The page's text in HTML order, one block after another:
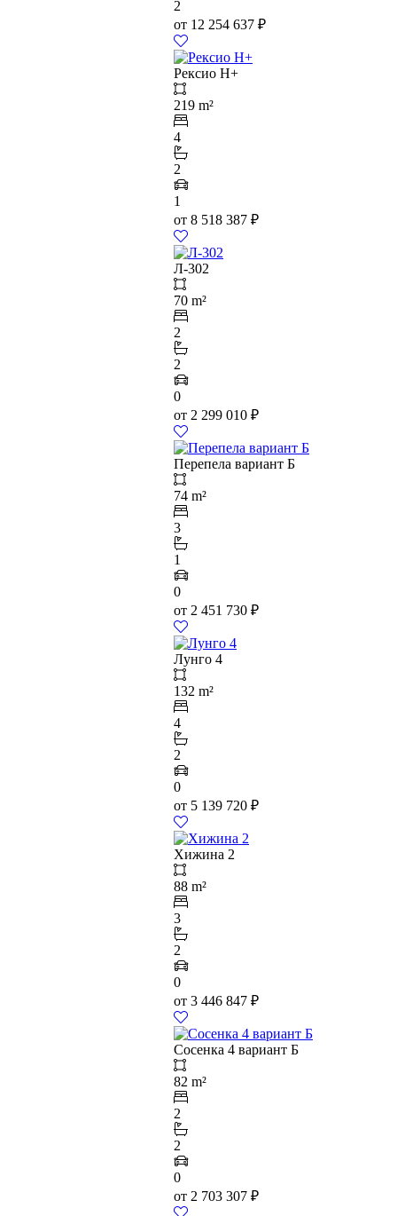
2
от 12 254 637 ₽
Рексио Н+
219 m²
4
2
1
от 8 518 387 ₽
Л-302
70 m²
2
2
0
от 2 299 010 ₽
Перепела вариант Б
74 m²
3
1
0
от 2 451 730 ₽
Лунго 4
132 m²
4
2
0
от 5 139 720 ₽
Хижина 2
88 m²
3
2
0
от 3 446 847 ₽
Сосенка 4 вариант Б
82 m²
2
2
0
от 2 703 307 ₽